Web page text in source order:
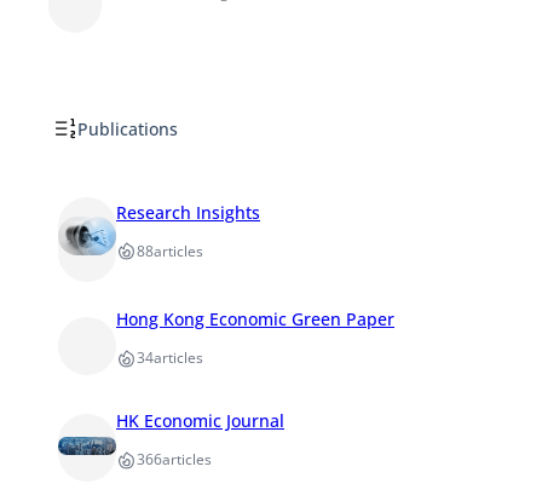
Publications
Research Insights
88articles
Hong Kong Economic Green Paper
34articles
HK Economic Journal
366articles